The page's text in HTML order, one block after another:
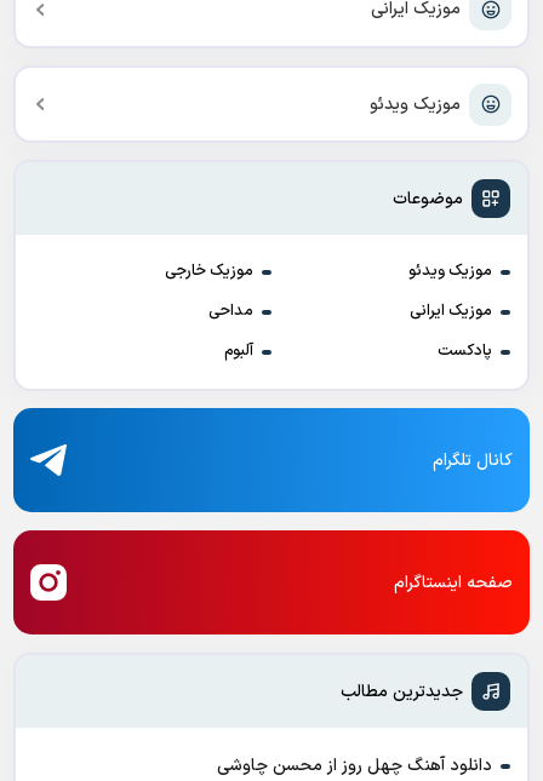
موزیک ایرانی
موزیک ویدئو
موضوعات
موزیک ویدئو
موزیک خارجی
موزیک ایرانی
مداحی
پادکست
آلبوم
کانال تلگرام
صفحه اینستاگرام
جدیدترین مطالب
دانلود آهنگ چهل روز از محسن چاوشی